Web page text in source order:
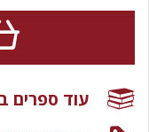
עוד ספרים